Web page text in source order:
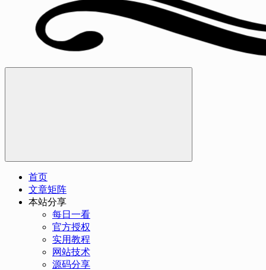
首页
文章矩阵
本站分享
每日一看
官方授权
实用教程
网站技术
源码分享